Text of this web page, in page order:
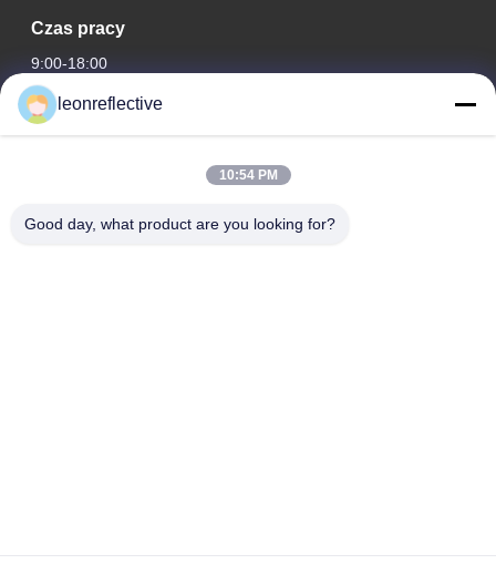
Czas pracy
9:00-18:00
Nasz adres
2 piętro, budynek D2, Huayi Science and Technology Park,
leonreflective
10:54 PM
Good day, what product are you looking for?